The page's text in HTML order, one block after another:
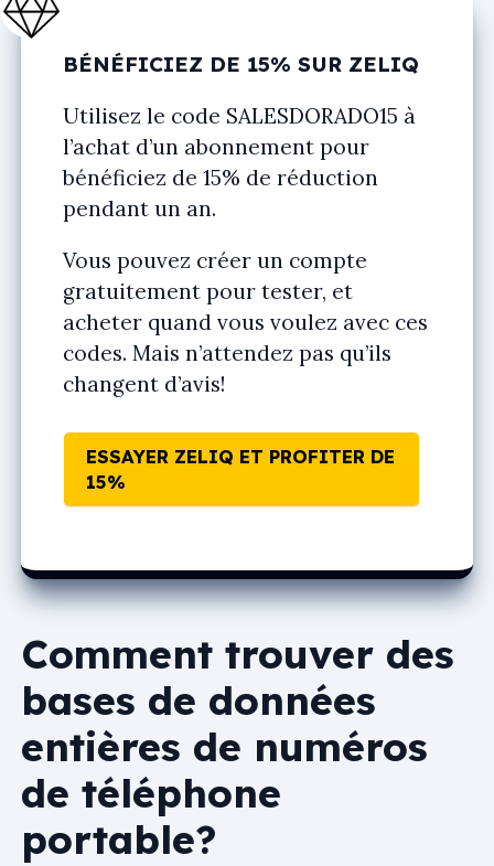
BÉNÉFICIEZ DE 15% SUR ZELIQ
Utilisez le code SALESDORADO15 à
l’achat d’un abonnement pour
bénéficiez de 15% de réduction
pendant un an.
Vous pouvez créer un compte
gratuitement pour tester, et
acheter quand vous voulez avec ces
codes. Mais n’attendez pas qu’ils
changent d’avis!
ESSAYER ZELIQ ET PROFITER DE
15%
Comment trouver des
bases de données
entières de numéros
de téléphone
portable?